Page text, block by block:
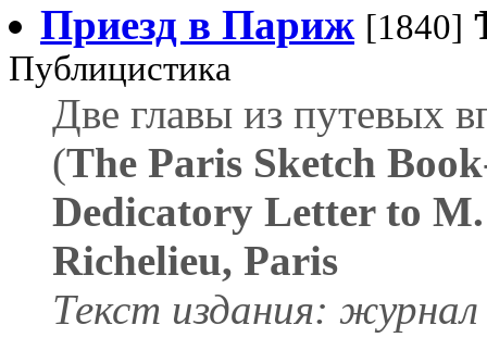
Приезд в Париж [1840]
Публицистика
Две главы из путевых
(The Paris Sketch Book
Dedicatory Letter to
Richelieu, Paris
Текст издания: